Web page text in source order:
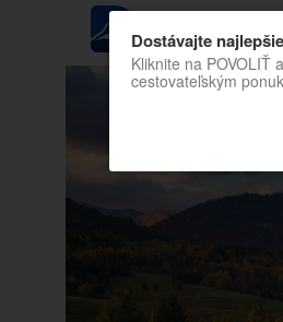
Dostávajte
Kliknite na POVOLIŤ
cestovateľským